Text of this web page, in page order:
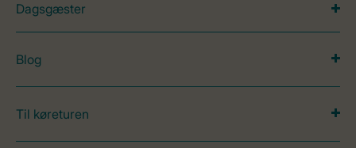
Dagsgæster
Blog
Til køreturen